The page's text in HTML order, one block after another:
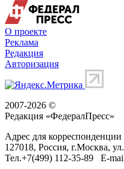
О проекте
Реклама
Редакция
Авторизация
2007-2026 ©
Редакция «ФедералПресс»
Адрес для корреспонденции
127018, Россия, г.Москва,
Тел.+7(499) 112-35-89 E-